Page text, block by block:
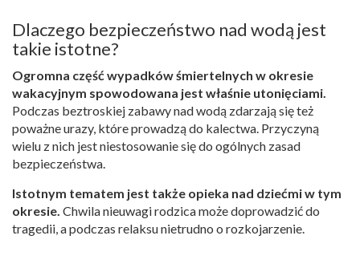
Dlaczego bezpieczeństwo nad wodą jest
takie istotne?
Ogromna część wypadków śmiertelnych w okresie
wakacyjnym spowodowana jest właśnie utonięciami.
Podczas beztroskiej zabawy nad wodą zdarzają się też
poważne urazy, które prowadzą do kalectwa. Przyczyną
wielu z nich jest niestosowanie się do ogólnych zasad
bezpieczeństwa.
Istotnym tematem jest także opieka nad dziećmi w tym
okresie. Chwila nieuwagi rodzica może doprowadzić do
tragedii, a podczas relaksu nietrudno o rozkojarzenie.